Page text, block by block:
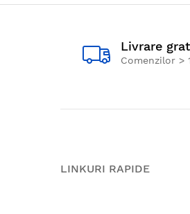
Livrare
Comenzilor >
LINKURI RAPIDE